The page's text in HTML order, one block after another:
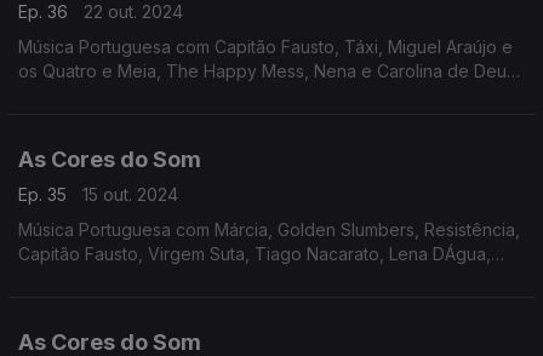
Ep. 36
22 out. 2024
Música Portuguesa com Capitão Fausto, Táxi, Miguel Araújo e
os Quatro e Meia, The Happy Mess, Nena e Carolina de Deus,
As Cores do Som
Ep. 35
15 out. 2024
Música Portuguesa com Márcia, Golden Slumbers, Resistência,
Capitão Fausto, Virgem Suta, Tiago Nacarato, Lena DÁgua,
As Cores do Som